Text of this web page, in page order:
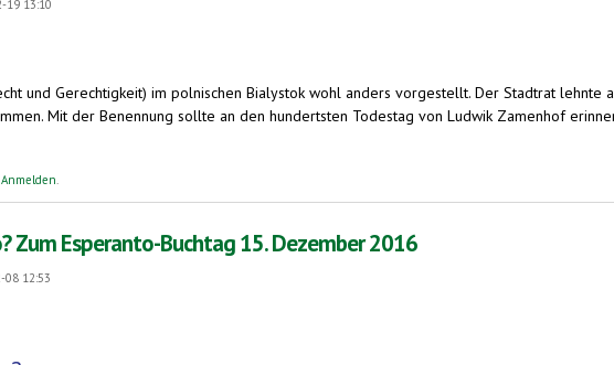
19 13:10
und Gerechtigkeit) im polnischen Bialystok wohl anders vorgestellt. Der Stadtrat
Mit der Benennung sollte an den hundertsten Todestag von Ludwik Zamenhof
lehnt Zamenhof-Jahr ab und sorgt für weltweiten Artikelsturm
Anmelden
Zum Esperanto-Buchtag 15. Dezember 2016
08 12:53